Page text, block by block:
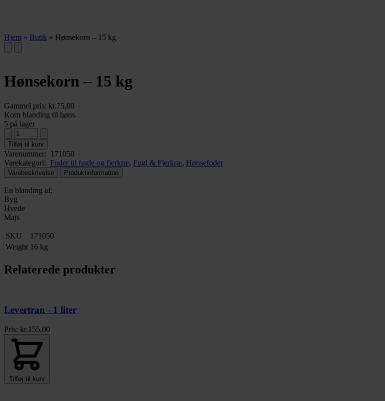
Hjem » Butik » Hønsekorn – 15 kg
Hønsekorn – 15 kg
Gammel pris: kr.75,00
Korn blanding til høns.
5 på lager
Tilføj til kurv
Varenummer:
171050
Varekategori: Foder til fugle og fjerkræ, Fugl & Fjerkræ, Hønsefoder
Varebeskrivelse Produktinformation
En blanding af:
Byg
Hvede
Majs
SKU
171050
Weight 16 kg
Relaterede produkter
Levertran - 1 liter
Pris: kr.155,00
Tilføj til kurv